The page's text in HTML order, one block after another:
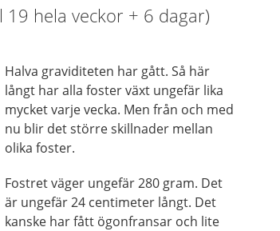
hela veckor + 6 dagar)
Halva graviditeten har gått. Så här
långt har alla foster växt ungefär lika
mycket varje vecka. Men från och med
nu blir det större skillnader mellan
olika foster.
Fostret väger ungefär 280 gram. Det
är ungefär 24 centimeter långt. Det
kanske har fått ögonfransar och lite